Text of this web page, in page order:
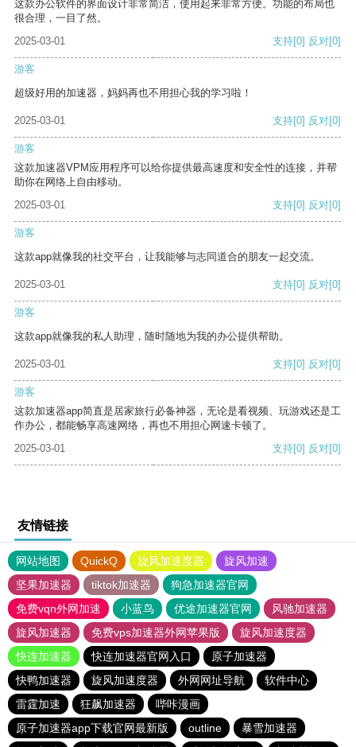
这款办公软件的界面设计非常简洁，使用起来非常方便。功能的布局也
很合理，一目了然。
2025-03-01
支持[0] 反对[0]
游客
超级好用的加速器，妈妈再也不用担心我的学习啦！
2025-03-01 支持[0] 反对[0]
游客
这款加速器VPM应用程序可以给你提供最高速度和安全性的连接，并帮
助你在网络上自由移动。
2025-03-01
支持[0] 反对[0]
游客
这款app就像我的社交平台，让我能够与志同道合的朋友一起交流。
2025-03-01 支持[0] 反对[0]
游客
这款app就像我的私人助理，随时随地为我的办公提供帮助。
2025-03-01 支持[0] 反对[0]
游客
这款加速器app简直是居家旅行必备神器，无论是看视频、玩游戏还是工
作办公，都能畅享高速网络，再也不用担心网速卡顿了。
2025-03-01
支持[0] 反对[0]
友情链接
网站地图 QuickQ 旋风加速度器
旋风加速
坚果加速器
tiktok加速器
狗急加速器官网
免费vqn外网加速
小蓝鸟 优途加速器官网
风驰加速器
旋风加速器
免费vps加速器外网苹果版
旋风加速度器
快连加速器
快连加速器官网入口
原子加速器
快鸭加速器
旋风加速度器 外网网址导航
软件中心
雷霆加速
狂飙加速器
哔咔漫画
原子加速器app下载官网最新版
outline
暴雪加速器